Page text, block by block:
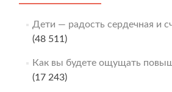
Дети — радость сердечная и
(48 511)
Как вы будете ощущать
(17 243)